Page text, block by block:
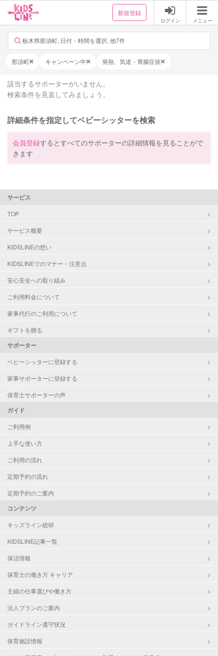
新規登録
ログイン メニュー
栃木県那須町, 日付・時間を選択, 他7件
那須町 キャンペーン中 発熱、気道・胃腸症状
該当するサポーターがいません。
検索条件を見直してみましょう。
詳細条件を指定してベビーシッターを検索
会員登録するとすべてのサポーターの詳細情報を見ることがで
きます
サービス
TOP
サービス概要
KIDSLINEの想い
KIDSLINEでのマナー・注意点
安心安全への取り組み
ご利用料金について
家事代行のご利用について
ギフトを贈る
サポーター
ベビーシッターに登録する
家事サポーターに登録する
保育士サポーターの声
ガイド
ご利用例
上手な使い方
ご利用の流れ
定期予約の流れ
定期予約のご案内
コンテンツ
キッズライン総研
KIDSLINE記事一覧
保活情報
保育士の働き方 キャリア
主婦の仕事選びや働き方
法人プランのご案内
ガイドライン遵守状況
保育施設情報